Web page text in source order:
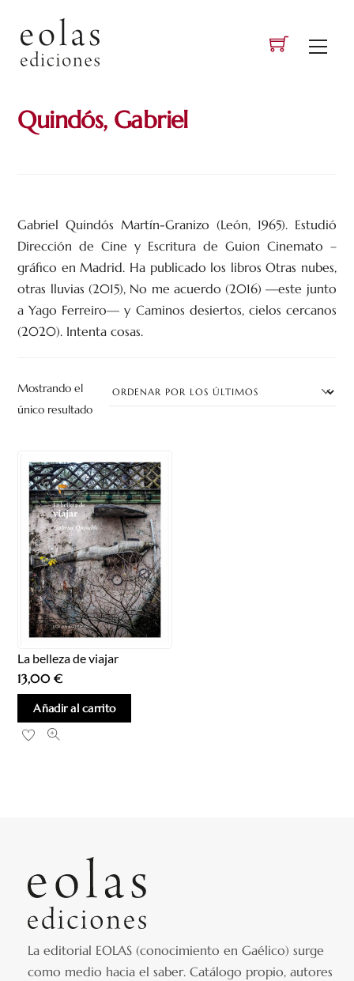
content
Quindós, Gabriel
Gabriel Quindós Martín-Granizo (León, 1965). Estudió
Dirección de Cine y Escritura de Guion Cinemato –
gráfico en Madrid. Ha publicado los libros Otras nubes,
otras lluvias (2015), No me acuerdo (2016) —este junto
a Yago Ferreiro— y Caminos desiertos, cielos cercanos
(2020). Intenta cosas.
Mostrando el
único resultado
La belleza de viajar
13,00€
Añadir al carrito
La editorial EOLAS (conocimiento en Gaélico) surge
como medio hacia el saber.Catálogo propio, autores